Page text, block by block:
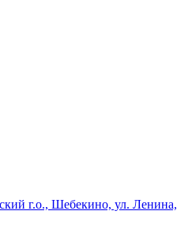
г.о., Шебекино, ул. Ленина,